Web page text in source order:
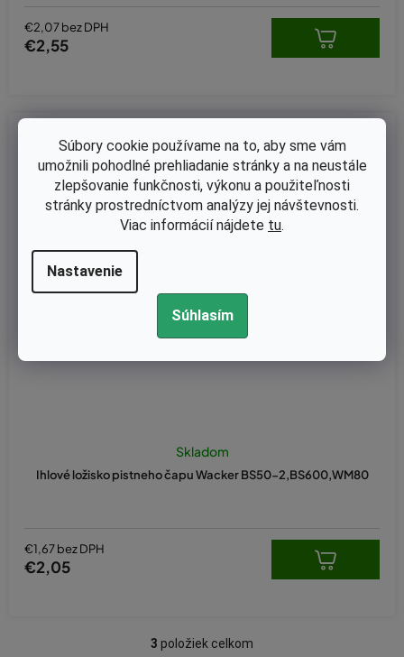
Súbory cookie používame na to, aby sme vám
umožnili pohodlné prehliadanie stránky a na neustále
zlepšovanie funkčnosti, výkonu a použiteľnosti
stránky prostredníctvom analýzy jej návštevnosti.
Viac informácií nájdete tu.
Nastavenie
Súhlasím
€2,07 bez DPH
€2,55
Ihlové ložisko pistneho čapu Wacker BS50-2,BS600,WM80
Skladom
€1,67 bez DPH
€2,05
O
3 položiek celkom